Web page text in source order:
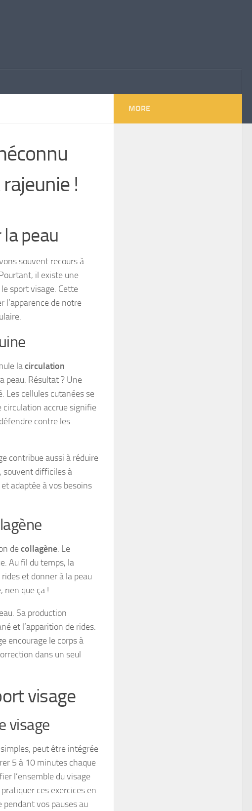
!
peau
souvent recours à
il existe une
sport visage. Cette
l’apparence de notre
lacirculation
peau. Résultat ? Une
Les cellules cutanées se
circulation accrue signifie
contre les
contribue aussi à réduire
souvent difficiles à
adaptée à vos besoins
decollagène. Le
Au fil du temps, la
et donner à la peau
rien que ça !
Sa production
et l’apparition de rides.
encourage le corps à
dans un seul
visage
visage
peut être intégrée
5 à 10 minutes chaque
l’ensemble du visage
ces exercices en
vos pauses au
MORE